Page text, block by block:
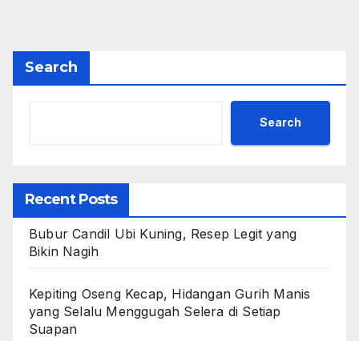
Search
Search
Recent Posts
Bubur Candil Ubi Kuning, Resep Legit yang
Bikin Nagih
Kepiting Oseng Kecap, Hidangan Gurih Manis
yang Selalu Menggugah Selera di Setiap
Suapan